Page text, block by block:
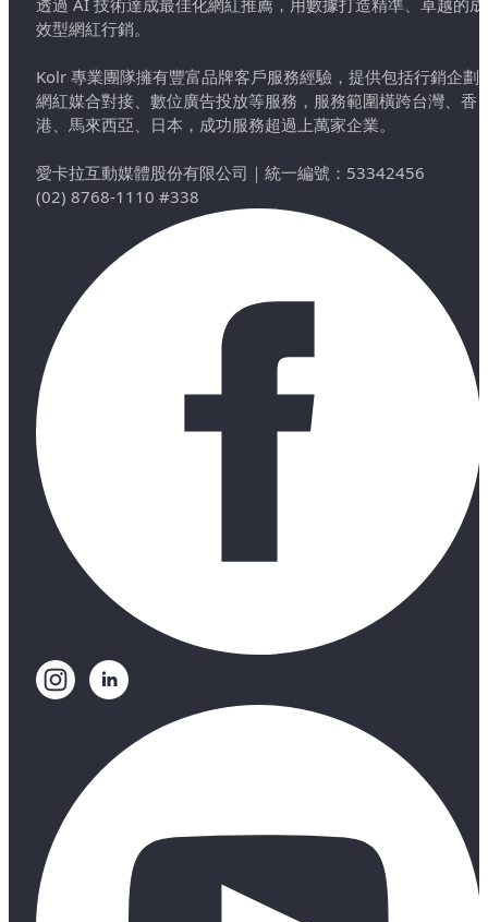
透過 AI 技術達成最佳化網紅推薦，用數據打造精準、卓越的成
效型網紅行銷。
Kolr 專業團隊擁有豐富品牌客戶服務經驗，提供包括行銷企劃
網紅媒合對接、數位廣告投放等服務，服務範圍橫跨台灣、香
港、馬來西亞、日本，成功服務超過上萬家企業。
愛卡拉互動媒體股份有限公司 ｜ 統一編號：53342456
(02) 8768-1110 #338